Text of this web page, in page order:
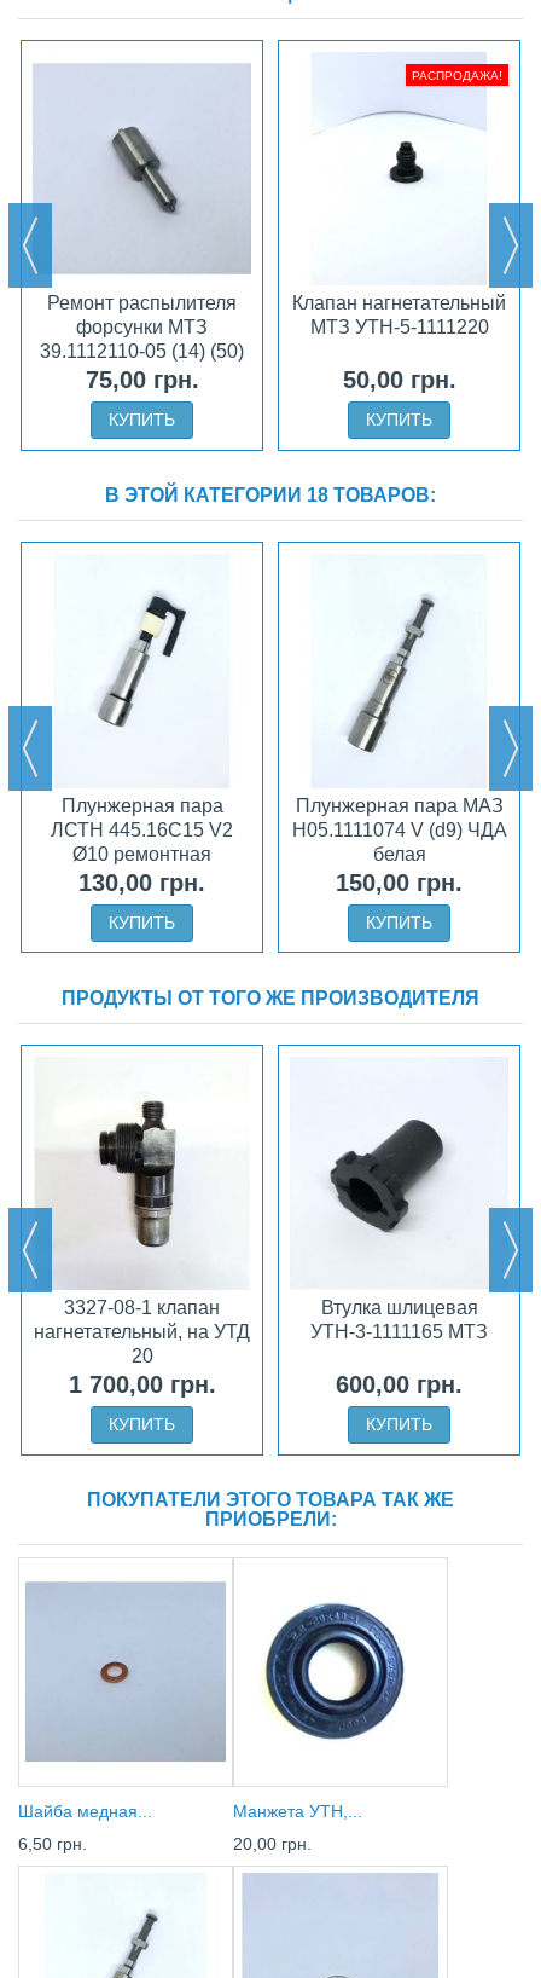
Ремонт распылителя
форсунки МТЗ
39.1112110-05 (14) (50)
75,00 грн.
КУПИТЬ
РАСПРОДАЖА!
Клапан нагнетательный
МТЗ УТН-5-1111220
50,00 грн.
КУПИТЬ
В ЭТОЙ КАТЕГОРИИ 18 ТОВАРОВ:
Плунжерная пара
ЛСТН 445.16С15 V2
Ø10 ремонтная
130,00 грн.
КУПИТЬ
Плунжерная пара МАЗ
Н05.1111074 V (d9) ЧДА
белая
150,00 грн.
КУПИТЬ
ПРОДУКТЫ ОТ ТОГО ЖЕ ПРОИЗВОДИТЕЛЯ
3327-08-1 клапан
нагнетательный, на УТД
20
1 700,00 грн.
КУПИТЬ
Втулка шлицевая
УТН-3-1111165 МТЗ
600,00 грн.
КУПИТЬ
ПОКУПАТЕЛИ ЭТОГО ТОВАРА ТАК ЖЕ
ПРИОБРЕЛИ:
Шайба медная...
6,50 грн.
Манжета УТН,...
20,00 грн.